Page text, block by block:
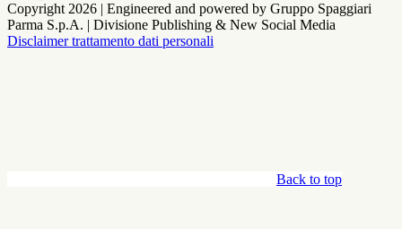
Copyright 2026 | Engineered and powered by Gruppo Spaggiari
Parma S.p.A. | Divisione Publishing & New Social Media
Disclaimer trattamento dati personali
Back to top